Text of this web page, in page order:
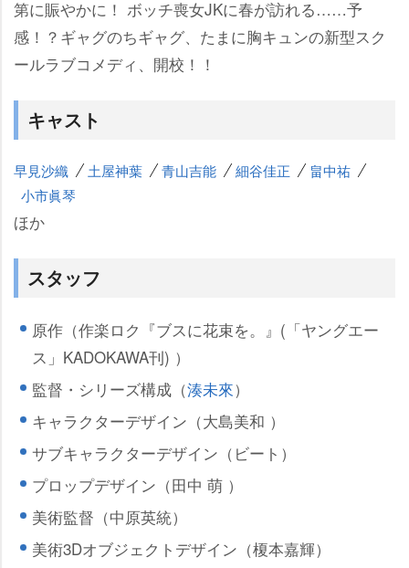
第に賑やかに！ ボッチ喪女JKに春が訪れる……予
感！？ギャグのちギャグ、たまに胸キュンの新型スク
ールラブコメディ、開校！！
キャスト
早見沙織 土屋神葉 青山吉能 細谷佳正
畠中祐
小市眞琴
ほか
スタッフ
原作（作楽ロク『ブスに花束を。』(「ヤングエー
ス」KADOKAWA刊) ）
監督・シリーズ構成（湊未來）
キャラクターデザイン（大島美和 ）
サブキャラクターデザイン（ビート）
プロップデザイン（田中 萌 ）
美術監督（中原英統）
美術3Dオブジェクトデザイン（榎本嘉輝）